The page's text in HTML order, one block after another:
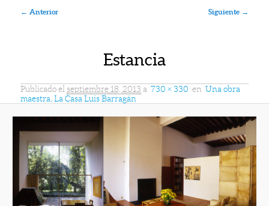
Navegador de imágenes
← Anterior Siguiente →
Estancia
Publicado el septiembre 18, 2013 a 730 × 330 en Una obra
maestra, La Casa Luis Barragán